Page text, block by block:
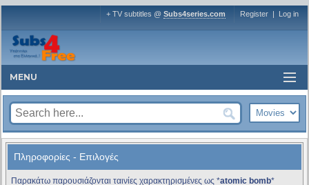
+ TV subtitles @ Subs4series.com Register | Log in
MENU
Πληροφορίες - Επιλογές
Παρακάτω παρουσιάζονται ταινίες χαρακτηρισμένες ως *atomic bomb*